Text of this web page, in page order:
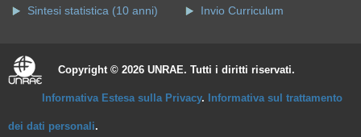
Sintesi statistica (10 anni)
Invio Curriculum
Copyright © 2026 UNRAE. Tutti i diritti riservati.
Informativa Estesa sulla Privacy. Informativa sul trattamento
dei dati personali.